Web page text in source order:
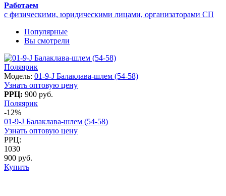
Работаем
с физическими, юридическими лицами, организаторами СП
Популярные
Вы смотрели
Поляярик
Модель: 01-9-J Балаклава-шлем (54-58)
Узнать оптовую цену
РРЦ: 900 руб.
Поляярик
-12%
01-9-J Балаклава-шлем (54-58)
Узнать оптовую цену
РРЦ:
1030
900 руб.
Купить